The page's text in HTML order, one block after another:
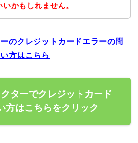
いかもしれません。
のクレジットカードエラーの問
方はこちら
ターでクレジットカード
方はこちらをクリック